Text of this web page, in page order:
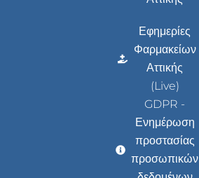
Εφημερίες
Φαρμακείων
Αττικής
(Live)
GDPR -
Ενημέρωση
προστασίας
προσωπικών